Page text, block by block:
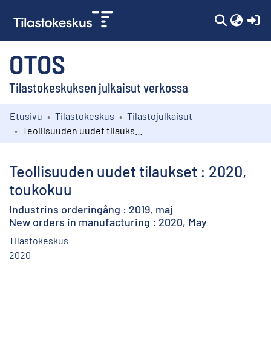
OTOS
Tilastokeskuksen julkaisut verkossa
Kokoelmat
Etusivu Tilastokeskus
Tilastojulkaisut
Teollisuuden uudet tilaukset : 2020,
toukokuu
Industrins orderingång : 2019, maj
New orders in manufacturing : 2020, May
Tilastokeskus
2020